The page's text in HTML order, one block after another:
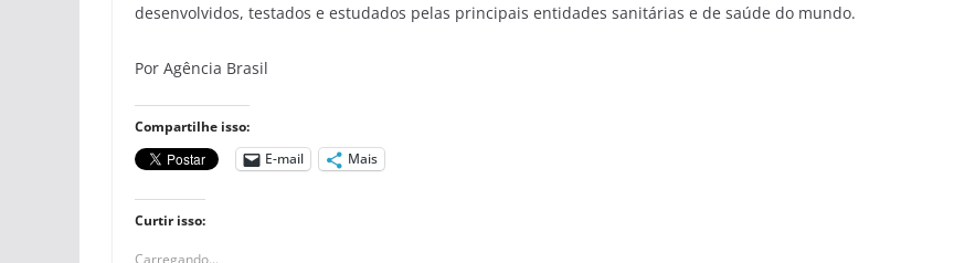
desenvolvidos, testados e estudados pelas principais entidades sanitárias e de saúde do mundo.
Por Agência Brasil
Compartilhe isso:
E-mail
Mais
Curtir isso:
Carregando...